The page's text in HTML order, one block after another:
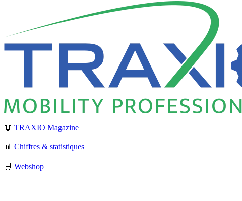
📖 TRAXIO Magazine
📊 Chiffres & statistiques
🛒 Webshop